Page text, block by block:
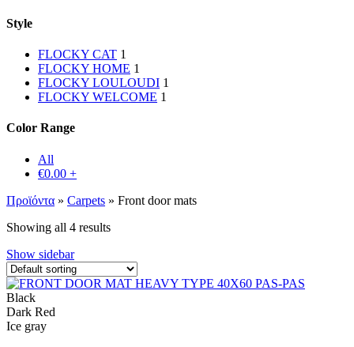
Style
FLOCKY CAT 1
FLOCKY HOME 1
FLOCKY LOULOUDI 1
FLOCKY WELCOME 1
Color Range
All
€0.00 +
Προϊόντα » Carpets » Front door mats
Showing all 4 results
Show sidebar
Black
Dark Red
Ice gray